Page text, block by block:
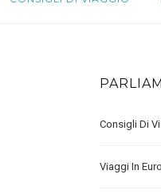
Consigli Di
Viaggi In